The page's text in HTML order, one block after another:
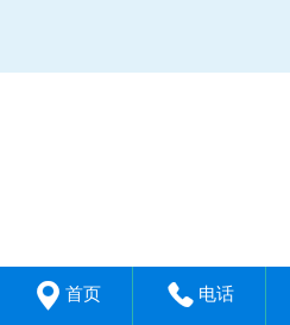
 首页  电话